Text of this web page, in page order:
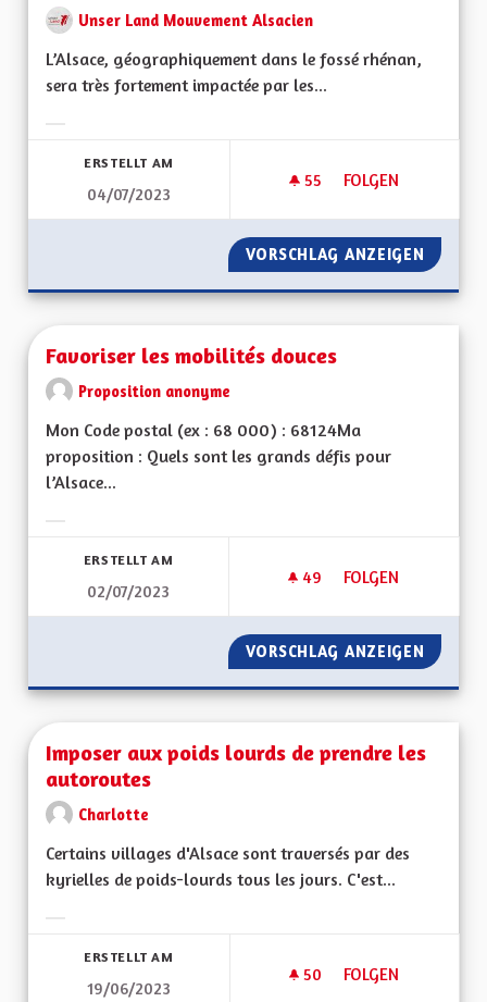
Unser Land Mouvement Alsacien
L’Alsace, géographiquement dans le fossé rhénan,
sera très fortement impactée par les...
ERSTELLT AM
04/07/2023
55 55 FOLLOWER
FOLGEN
L’ALSACE,
VORSCHLAG ANZEIGEN
Favoriser les mobilités douces
Proposition anonyme
Mon Code postal (ex : 68 000) : 68124Ma
proposition : Quels sont les grands défis pour
l’Alsace...
ERSTELLT AM
02/07/2023
49 49 FOLLOWER
FOLGEN
FAVORISER LES
VORSCHLAG ANZEIGEN
Imposer aux poids lourds de prendre les
autoroutes
Charlotte
Certains villages d'Alsace sont traversés par des
kyrielles de poids-lourds tous les jours. C'est...
ERSTELLT AM
19/06/2023
50 50 FOLLOWER
FOLGEN
IMPOSER AUX